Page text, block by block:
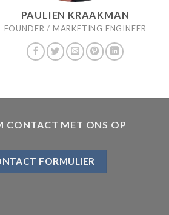
PAULIEN KRAAKMAN
FOUNDER / MARKETING ENGINEER
CONTACT MET ONS OP
FORMULIER